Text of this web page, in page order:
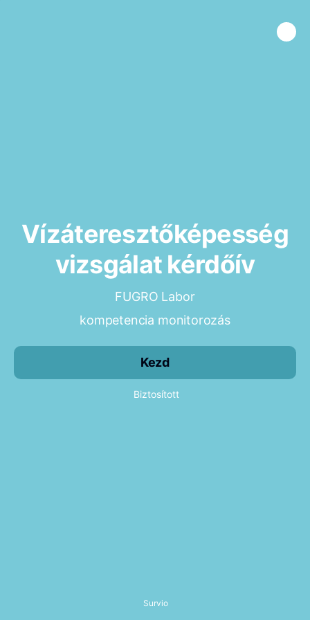
Vízáteresztőképesség
vizsgálat kérdőív
FUGRO Labor
kompetencia monitorozás
Kezd
Biztosított
Survio